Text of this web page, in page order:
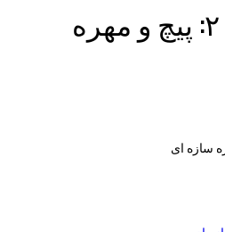
سمینار شماره ۲: پیچ و مهره